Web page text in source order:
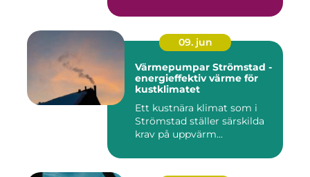
09. jun
Värmepumpar Strömstad -
energieffektiv värme för
kustklimatet
Ett kustnära klimat som i
Strömstad ställer särskilda
krav på uppvärm...